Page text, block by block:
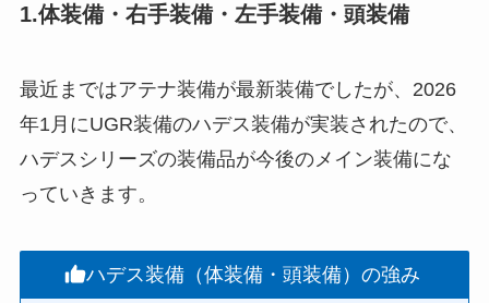
1.体装備・右手装備・左手装備・頭装備
最近まではアテナ装備が最新装備でしたが、2026
年1月にUGR装備のハデス装備が実装されたので、
ハデスシリーズの装備品が今後のメイン装備にな
っていきます。
ハデス装備（体装備・頭装備）の強み